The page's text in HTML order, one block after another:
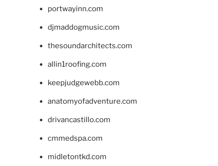
portwayinn.com
djmaddogmusic.com
thesoundarchitects.com
allin1roofing.com
keepjudgewebb.com
anatomyofadventure.com
drivancastillo.com
cmmedspa.com
midletontkd.com